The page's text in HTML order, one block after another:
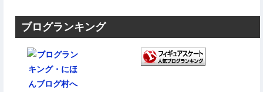
ブログランキング